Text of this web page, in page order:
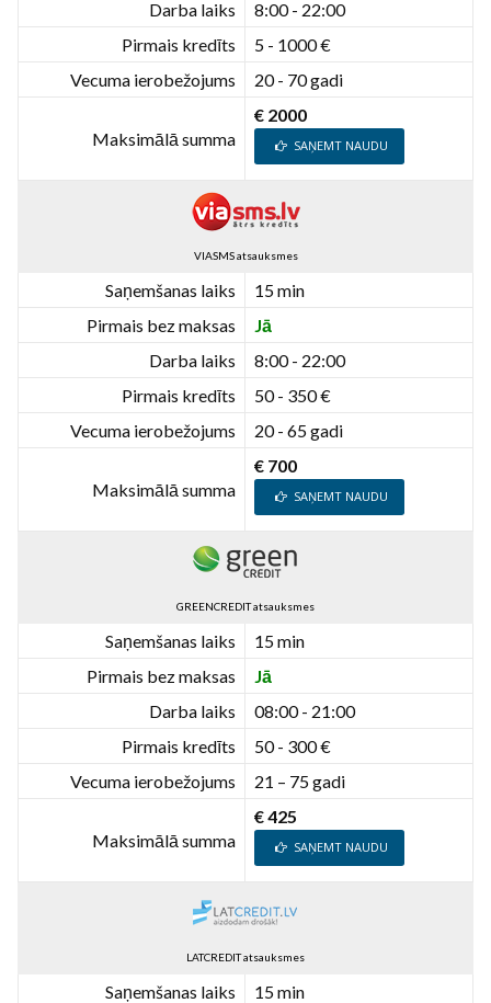
Darba laiks
8:00 - 22:00
Pirmais kredīts
5 - 1000 €
Vecuma ierobežojums
20 - 70 gadi
Maksimālā summa
€ 2000
SAŅEMT NAUDU
VIASMS atsauksmes
Saņemšanas laiks
15 min
Pirmais bez maksas
Jā
Darba laiks
8:00 - 22:00
Pirmais kredīts
50 - 350 €
Vecuma ierobežojums
20 - 65 gadi
Maksimālā summa
€ 700
SAŅEMT NAUDU
GREENCREDIT atsauksmes
Saņemšanas laiks
15 min
Pirmais bez maksas
Jā
Darba laiks
08:00 - 21:00
Pirmais kredīts
50 - 300 €
Vecuma ierobežojums
21 – 75 gadi
Maksimālā summa
€ 425
SAŅEMT NAUDU
LATCREDIT atsauksmes
Saņemšanas laiks
15 min